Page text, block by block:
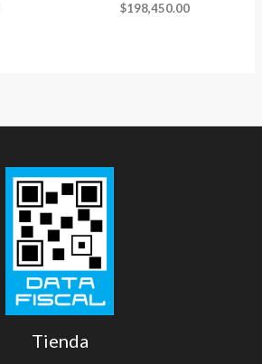
$198,450.00
Tienda